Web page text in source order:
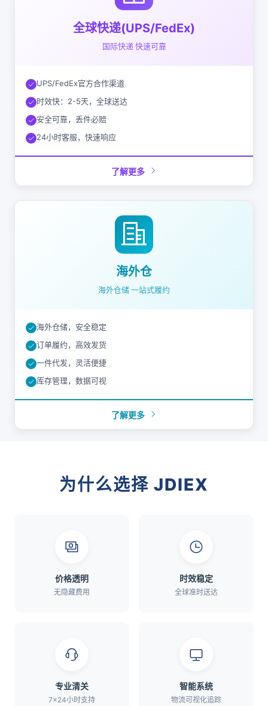
全球快递(UPS/FedEx)
国际快递 快速可靠
UPS/FedEx官方合作渠道
时效快：2-5天，全球送达
安全可靠，丢件必赔
24小时客服，快速响应
了解更多
海外仓
海外仓储 一站式履约
海外仓储，安全稳定
订单履约，高效发货
一件代发，灵活便捷
库存管理，数据可视
了解更多
为什么选择 JDIEX
价格透明
无隐藏费用
时效稳定
全球准时送达
专业清关
7×24小时支持
智能系统
物流可视化追踪